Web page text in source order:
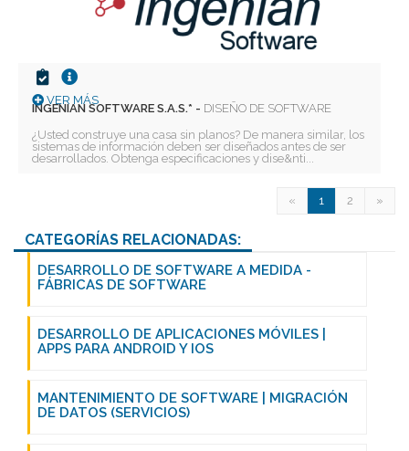
VER MÁS
INGENIAN SOFTWARE S.A.S.* - DISEÑO DE SOFTWARE
¿Usted construye una casa sin planos? De manera similar, los
sistemas de información deben ser diseñados antes de ser
desarrollados. Obtenga especificaciones y dise&nti...
« 1 2 »
CATEGORÍAS RELACIONADAS:
DESARROLLO DE SOFTWARE A MEDIDA -
FÁBRICAS DE SOFTWARE
DESARROLLO DE APLICACIONES MÓVILES |
APPS PARA ANDROID Y IOS
MANTENIMIENTO DE SOFTWARE | MIGRACIÓN
DE DATOS (SERVICIOS)